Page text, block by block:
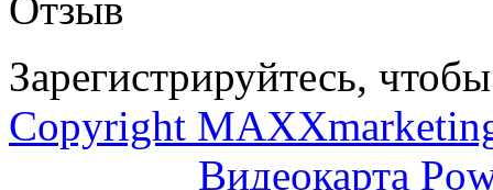
Зарегистрируйтесь,
Copyright
Видеокарта